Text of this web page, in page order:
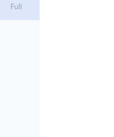
Full